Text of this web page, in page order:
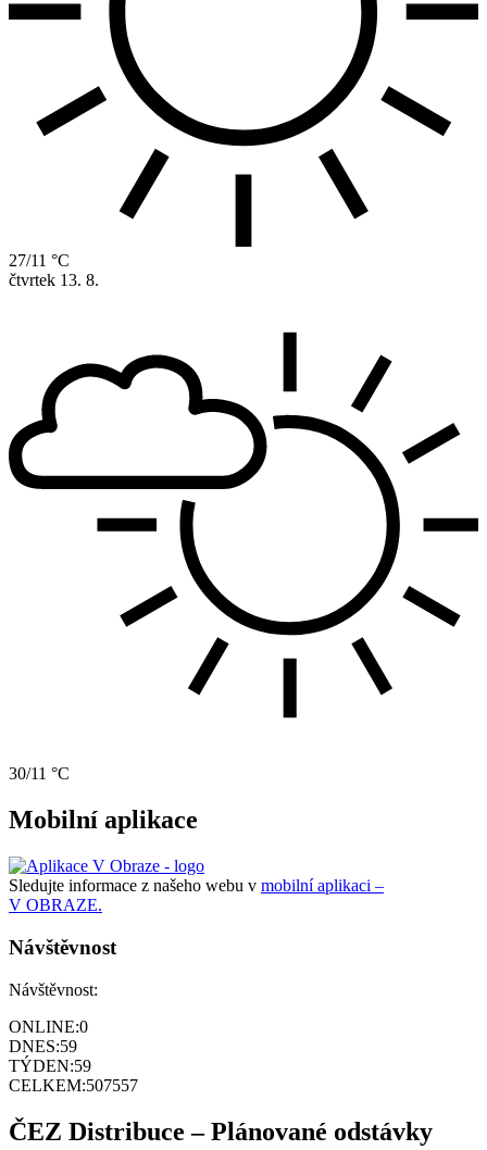
27/11 °C
čtvrtek 13. 8.
30/11 °C
Mobilní aplikace
Sledujte informace z našeho webu v mobilní aplikaci –
V OBRAZE.
Návštěvnost
Návštěvnost:
ONLINE:0
DNES:59
TÝDEN:59
CELKEM:507557
ČEZ Distribuce – Plánované odstávky